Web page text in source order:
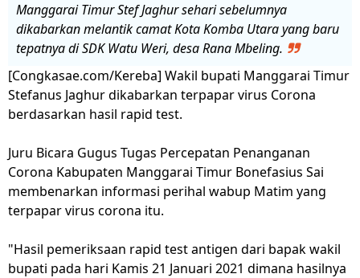
Manggarai Timur Stef Jaghur sehari sebelumnya
dikabarkan melantik camat Kota Komba Utara yang baru
tepatnya di SDK Watu Weri, desa Rana Mbeling.
[Congkasae.com/Kereba] Wakil bupati Manggarai Timur
Stefanus Jaghur dikabarkan terpapar virus Corona
berdasarkan hasil rapid test.
Juru Bicara Gugus Tugas Percepatan Penanganan
Corona Kabupaten Manggarai Timur Bonefasius Sai
membenarkan informasi perihal wabup Matim yang
terpapar virus corona itu.
"Hasil pemeriksaan rapid test antigen dari bapak wakil
bupati pada hari Kamis 21 Januari 2021 dimana hasilnya